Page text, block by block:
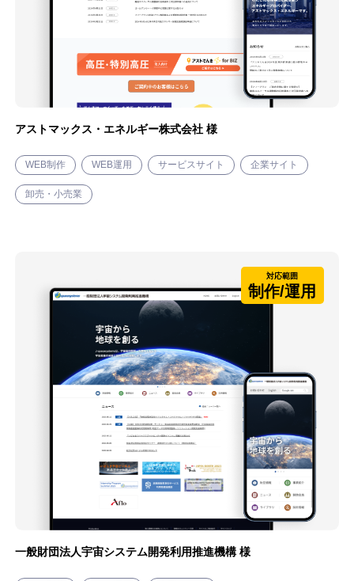
アストマックス・エネルギー株式会社 様
WEB制作 WEB運用 サービスサイト 企業サイト
卸売・小売業
対応範囲
制作/運用
一般財団法人宇宙システム開発利用推進機構 様